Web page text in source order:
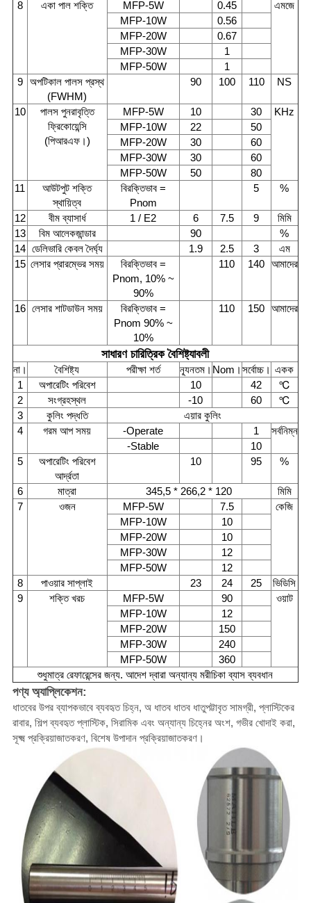
8 একা পাল শক্তি MFP-5W 0.45
এমজে
MFP-10W
0.56
MFP-20W
0.67
MFP-30W
1
MFP-50W
1
9
অপটিকাল পালস প্রস্থ
(FWHM)
90 100 110 NS
10
পালস পুনরাবৃত্তি
ফ্রিকোয়েন্সি
(পিআরএফ।)
MFP-5W 10 30
KHz
MFP-10W
22
50
MFP-20W
30
60
MFP-30W
30
60
MFP-50W
50
80
11
আউটপুট শক্তি
স্থায়িত্ব
বিরক্তিভাব =
Pnom
5 %
12 বীম ব্যাসার্ধ 1 / E2 6 7.5 9
মিমি
13
বিম আলেকজান্ডার 90
%
14 ডেলিভারি কেবল দৈর্ঘ্য 1.9 2.5 3
এম
15 লেসার প্রারম্ভের সময়
বিরক্তিভাব =
Pnom, 10% ~
90%
110 140 আমাদের
16 লেসার শাটডাউন সময়
বিরক্তিভাব =
Pnom 90% ~
10%
110 150 আমাদের
সাধারণ চারিত্রিক বৈশিষ্ট্যাবলী
না। বৈশিষ্ট্য পরীক্ষা শর্ত ন্যূনতম। Nom। সর্বোচ্চ। একক
1
অপারেটিং পরিবেশ 10 42
℃
2
সংগ্রহস্থল -10 60
℃
3
কুলিং পদ্ধতি
এয়ার কুলিং
4
গরম আপ সময় -Operate 1
সর্বনিম্ন
-Stable
10
5
অপারেটিং পরিবেশ
আর্দ্রতা
10 95 %
6 মাত্রা 345,5 * 266,2 * 120
মিমি
7
ওজন MFP-5W 7.5
কেজি
MFP-10W
10
MFP-20W
10
MFP-30W
12
MFP-50W
12
8
পাওয়ার সাপ্লাই 23 24 25
ভিডিসি
9
শক্তি খরচ MFP-5W 90
ওয়াট
MFP-10W
12
MFP-20W
150
MFP-30W
240
MFP-50W
360
শুধুমাত্র রেফারেন্সের জন্য. আদেশ দ্বারা অন্যান্য মরীচিকা ব্যাস ব্যবধান
পণ্য অ্যাপ্লিকেশন:
ধাতবের উপর ব্যাপকভাবে ব্যবহৃত চিহ্ন, অ ধাতব ধাতব ধাতুপট্টাবৃত সামগ্রী, প্লাস্টিকের
রাবার, শিল্প ব্যবহৃত প্লাস্টিক, সিরামিক এবং অন্যান্য চিহ্নের অংশ, গভীর খোদাই করা,
সূক্ষ্ম প্রক্রিয়াজাতকরণ, বিশেষ উপাদান প্রক্রিয়াজাতকরণ।